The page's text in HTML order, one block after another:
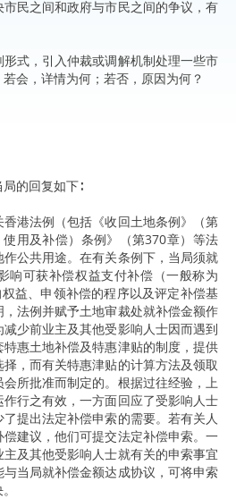
市民之间和政府与市民之间的争议，有
形式，引入仲裁或调解机制处理一些市
会，详情为何；若否，原因为何？
的回复如下∶
香港法例（包括《收回土地条例》（第
用及补偿）条例》（第370章）等法
公共用途。在有关条例下，当局须就
响可获补偿权益支付补偿（一般称为
益、申领补偿的程序以及评定补偿基
法例并赋予土地审裁处就补偿金额作
少前业主及其他受影响人士因而遇到
惠土地补偿及特惠津贴的制度，提供
，而有关特惠津贴的计算方法及领取
所批准而制定的。根据过往经验，上
行之有效，一方面回应了受影响人士
提出法定补偿申索的需要。若有关人
建议，他们可提交法定补偿申索。一
及其他受影响人士就有关的申索事宜
当局就补偿金额达成协议，可将申索